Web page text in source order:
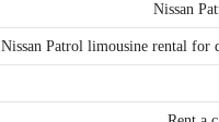
Nissan
Nissan Patrol limousine rental for